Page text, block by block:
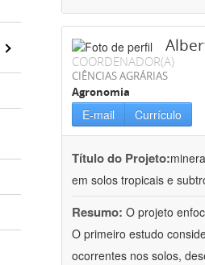
COORDENADOR(A)
CIÊNCIAS AGRÁRIAS
Agronomia
E-mail Currículo
Título do Projeto:
em solos tropicais e
Resumo: O projeto
O primeiro estudo
ocorrentes nos solos,